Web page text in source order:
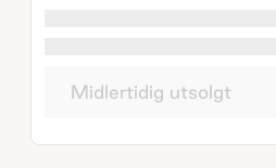
Midlertidig utsolgt